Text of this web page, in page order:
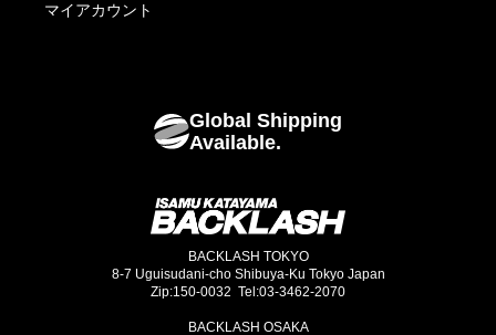
Footwear
海外発送について
マイアカウント
Global Shipping
Available.
BACKLASH TOKYO
8-7 Uguisudani-cho Shibuya-Ku Tokyo Japan
Zip:150-0032 Tel:03-3462-2070
BACKLASH OSAKA